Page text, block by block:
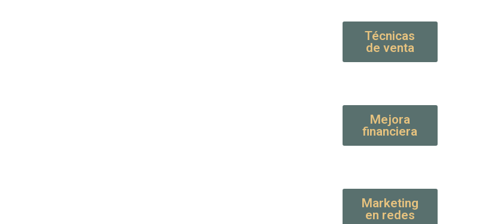
Técnicas
de venta
Mejora
financiera
Marketing
en redes